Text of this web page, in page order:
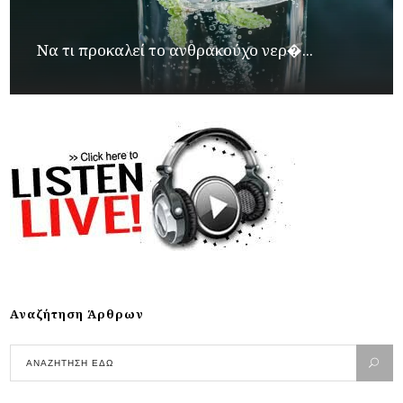
Να τι προκαλεί το ανθρακούχο νερ�...
Αναζήτηση Άρθρων